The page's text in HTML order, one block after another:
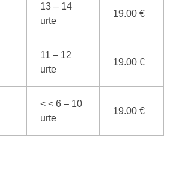
13 – 14
urte
19.00 €
11 – 12
urte
19.00 €
< < 6 – 10
urte
19.00 €